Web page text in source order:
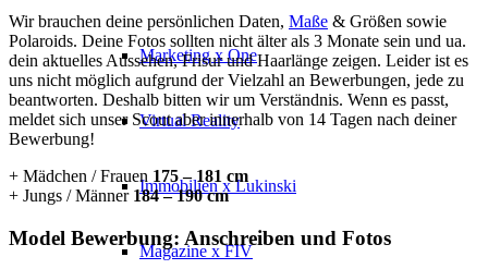
Marketing x One
Virtual Reality
Immobilien x Lukinski
Magazine x FIV
Wir brauchen deine persönlichen Daten, Maße & Größen sowie
Polaroids. Deine Fotos sollten nicht älter als 3 Monate sein und ua.
dein aktuelles Aussehen, Frisur und Haarlänge zeigen. Leider ist es
uns nicht möglich aufgrund der Vielzahl an Bewerbungen, jede zu
beantworten. Deshalb bitten wir um Verständnis. Wenn es passt,
meldet sich unser Scout aber innerhalb von 14 Tagen nach deiner
Bewerbung!
+ Mädchen / Frauen 175 – 181 cm
+ Jungs / Männer 184 – 190 cm
Model Bewerbung: Anschreiben und Fotos